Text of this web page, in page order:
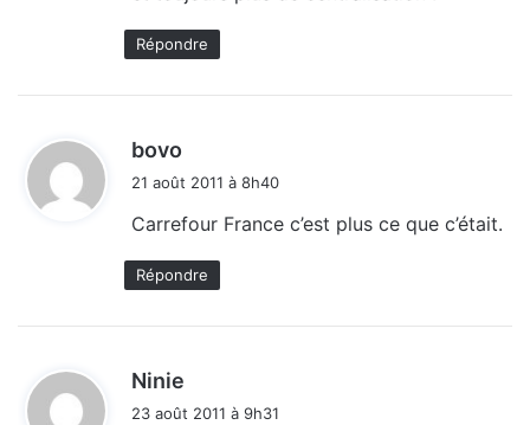
Répondre
bovo
21 août 2011 à 8h40
Carrefour France c’est plus ce que c’était.
Répondre
Ninie
23 août 2011 à 9h31